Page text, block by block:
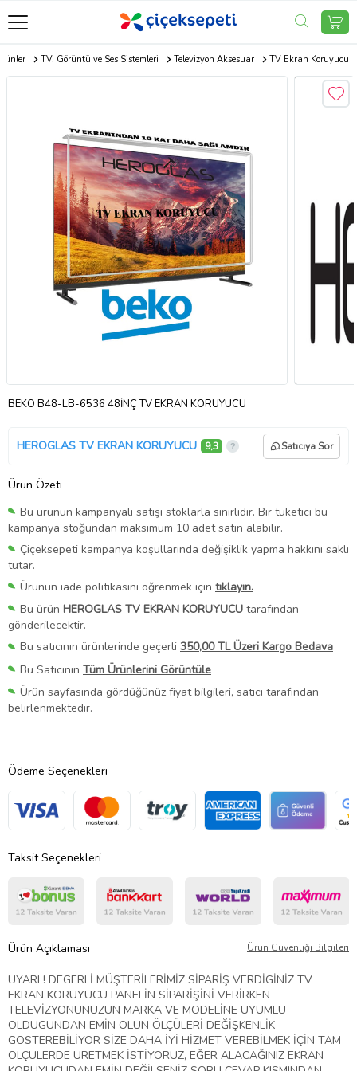
TV, Görüntü ve Ses Sistemleri Televizyon Aksesuar TV Ekran Koruyucu
BEKO B48-LB-6536 48İNÇ TV EKRAN KORUYUCU
HEROGLAS TV EKRAN KORUYUCU 9,3 Satıcıya Sor
Ürün Özeti
Bu ürünün kampanyalı satışı stoklarla sınırlıdır. Bir tüketici bu
kampanya stoğundan maksimum 10 adet satın alabilir.
Çiçeksepeti kampanya koşullarında değişiklik yapma hakkını saklı
tutar.
Ürünün iade politikasını öğrenmek için tıklayın.
Bu ürün HEROGLAS TV EKRAN KORUYUCU tarafından
gönderilecektir.
Bu satıcının ürünlerinde geçerli 350,00 TL Üzeri Kargo Bedava
Bu Satıcının Tüm Ürünlerini Görüntüle
Ürün sayfasında gördüğünüz fiyat bilgileri, satıcı tarafından
belirlenmektedir.
Ödeme Seçenekleri
Taksit Seçenekleri
Ürün Açıklaması Ürün Güvenliği Bilgileri
UYARI ! DEGERLİ MÜŞTERİLERİMİZ SİPARİŞ VERDİGİNİZ TV
EKRAN KORUYUCU PANELİN SİPARİŞİNİ VERİRKEN
TELEVİZYONUNUZUN MARKA VE MODELİNE UYUMLU
OLDUGUNDAN EMİN OLUN ÖLÇÜLERİ DEĞİŞKENLİK
GÖSTEREBİLİYOR SİZE DAHA İYİ HİZMET VEREBİLMEK İÇİN TAM
ÖLÇÜLERDE ÜRETMEK İSTİYORUZ, EĞER ALACAĞINIZ EKRAN